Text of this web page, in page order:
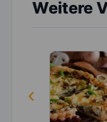
Weitere
‹